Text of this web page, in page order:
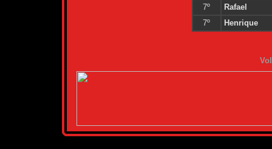
7º
Rafael
7º
Henrique